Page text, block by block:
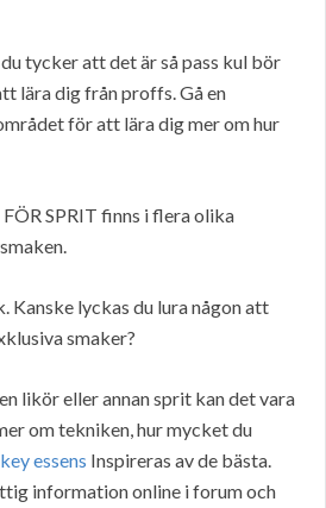
tycker att det är så pass kul bör
lära dig från proffs. Gå en
för att lära dig mer om hur
FÖR SPRIT finns i flera olika
Kanske lyckas du lura någon att
smaker?
likör eller annan sprit kan det vara
om tekniken, hur mycket du
essens Inspireras av de bästa.
information online i forum och